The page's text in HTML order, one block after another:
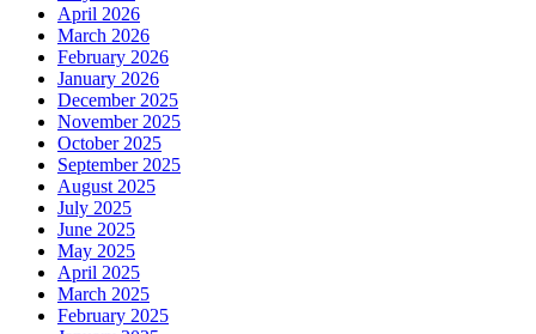
April 2026
March 2026
February 2026
January 2026
December 2025
November 2025
October 2025
September 2025
August 2025
July 2025
June 2025
May 2025
April 2025
March 2025
February 2025